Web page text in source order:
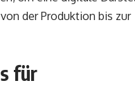
der Produktion bis zur
für